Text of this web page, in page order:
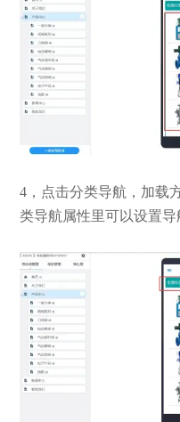
4，点击分类导航，加载
类导航属性里可以设置导